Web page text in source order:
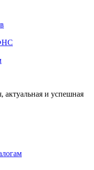
и успешная